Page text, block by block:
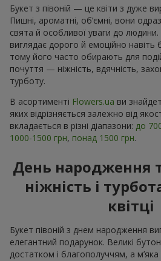
Букет з півоній — це квіти з дуже
Пишні, ароматні, об’ємні, вони
свята й особливої уваги до людини.
виглядає дорого й емоційно навіть
тому його часто обирають для
почуття — ніжність, вдячність,
турботу.
В асортименті Flowers.ua ви
яких відрізняється залежно від
вкладається в різні діапазони: до
1000-1500 грн, понад 1500 грн.
День народження
ніжність і
квітці
Букет півоній з днем народження
елегантний подарунок. Великі
достатком і благополуччям, а